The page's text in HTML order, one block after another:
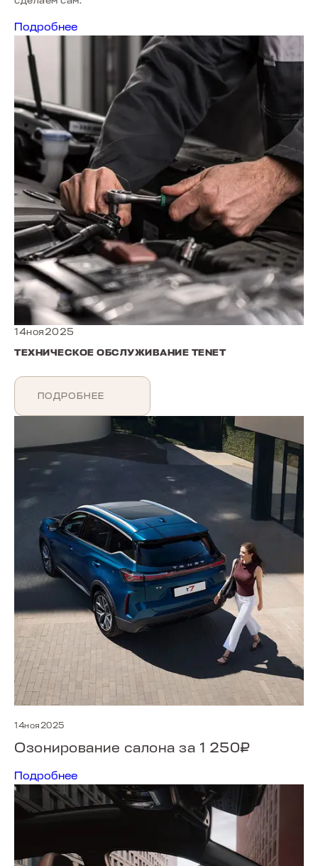
Подробнее
14ноя2025
ТЕХНИЧЕСКОЕ ОБСЛУЖИВАНИЕ TENET
ПОДРОБНЕЕ
14ноя2025
Озонирование салона за 1 250₽
Подробнее
T8
от 2 999 000 ₽
T7
от 2 555 000 ₽
от 2 089 000 ₽
Т4L